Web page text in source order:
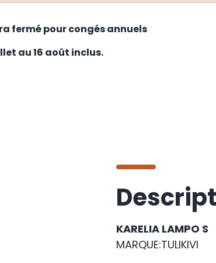
fermé pour congés annuels
au 16 août inclus.
KARELIA LAMPO S
MARQUE:TULIKIVI